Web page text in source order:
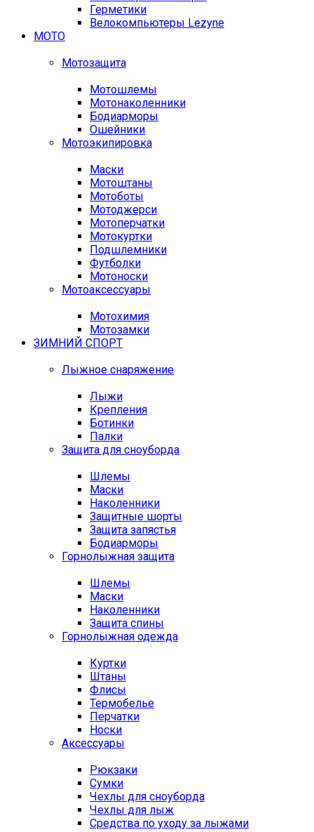
Герметики
Велокомпьютеры Lezyne
МОТО
Мотозащита
Мотошлемы
Мотонаколенники
Бодиарморы
Ошейники
Мотоэкипировка
Маски
Мотоштаны
Мотоботы
Мотоджерси
Мотоперчатки
Мотокуртки
Подшлемники
Футболки
Мотоноски
Мотоаксессуары
Мотохимия
Мотозамки
ЗИМНИЙ СПОРТ
Лыжное снаряжение
Лыжи
Крепления
Ботинки
Палки
Защита для сноуборда
Шлемы
Маски
Наколенники
Защитные шорты
Защита запястья
Бодиарморы
Горнолыжная защита
Шлемы
Маски
Наколенники
Защита спины
Горнолыжная одежда
Куртки
Штаны
Флисы
Термобелье
Перчатки
Носки
Аксессуары
Рюкзаки
Сумки
Чехлы для сноуборда
Чехлы для лыж
Средства по уходу за лыжами